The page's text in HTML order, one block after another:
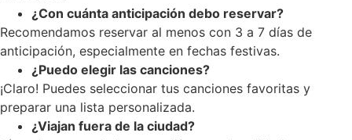
¿Con cuánta anticipación debo reservar?
Recomendamos reservar al menos con 3 a 7 días de
anticipación, especialmente en fechas festivas.
¿Puedo elegir las canciones?
¡Claro! Puedes seleccionar tus canciones favoritas y
preparar una lista personalizada.
¿Viajan fuera de la ciudad?